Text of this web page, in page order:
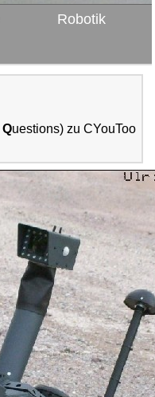
Robotik
Questions) zu CYouToo